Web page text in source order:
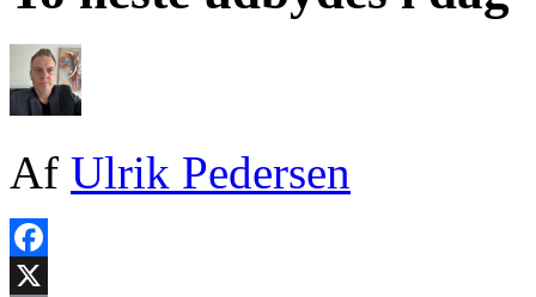
Af Ulrik Pedersen
Facebook